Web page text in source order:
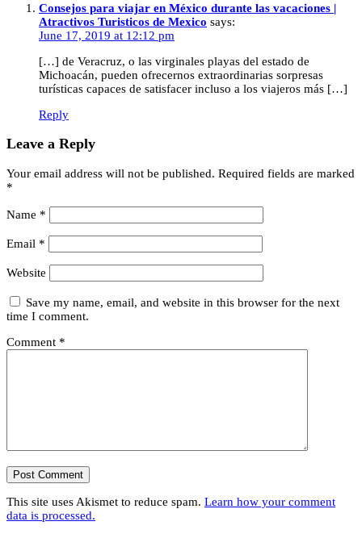
Consejos para viajar en México durante las vacaciones |
Atractivos Turisticos de Mexico says:
June 17, 2019 at 12:12 pm
[…] de Veracruz, o las virginales playas del estado de
Michoacán, pueden ofrecernos extraordinarias sorpresas
turísticas capaces de satisfacer incluso a los viajeros más […]
Reply
Leave a Reply
Your email address will not be published. Required fields are marked
*
Name *
Email *
Website
Save my name, email, and website in this browser for the next
time I comment.
Comment *
This site uses Akismet to reduce spam. Learn how your comment
data is processed.